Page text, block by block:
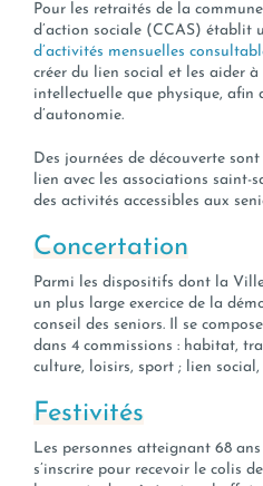
Pour les retraités de la
d’action sociale (CCAS) établit
d’activités mensuelles
créer du lien social et les aider
intellectuelle que physique, afin
d’autonomie.
Des journées de découverte
lien avec les associations saint-
des activités accessibles aux
Concertation
Parmi les dispositifs dont la
un plus large exercice de la
conseil des seniors. Il se
dans 4 commissions : habitat,
culture, loisirs, sport ; lien
Festivités
Les personnes atteignant 68
s’inscrire pour recevoir le colis